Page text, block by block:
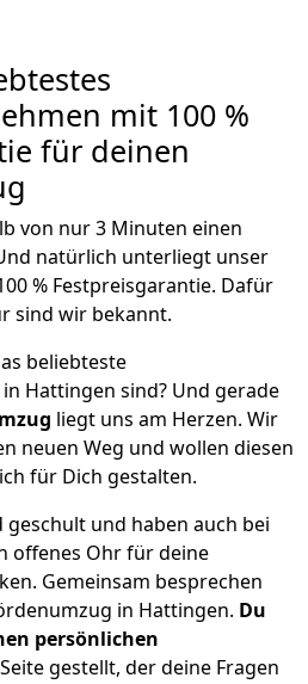
mit 100 %
für deinen
von nur 3 Minuten einen
natürlich unterliegt unser
% Festpreisgarantie. Dafür
sind wir bekannt.
beliebteste
in Hattingen sind? Und gerade
liegt uns am Herzen. Wir
neuen Weg und wollen diesen
für Dich gestalten.
und haben auch bei
offenes Ohr für deine
Gemeinsam besprechen
in Hattingen. Du
persönlichen
gestellt, der deine Fragen